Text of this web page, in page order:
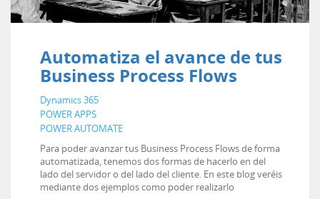
Automatiza el avance de tus
Business Process Flows
Dynamics 365
POWER APPS
POWER AUTOMATE
Para poder avanzar tus Business Process Flows de forma
automatizada, tenemos dos formas de hacerlo en del
lado del servidor o del lado del cliente. En este blog veréis
mediante dos ejemplos como poder realizarlo